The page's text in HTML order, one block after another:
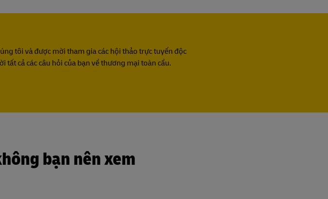
tôi và được mời tham gia các hội thảo trực tuyến độc
tất cả các câu hỏi của bạn về thương mại toàn cầu.
bạn nên xem